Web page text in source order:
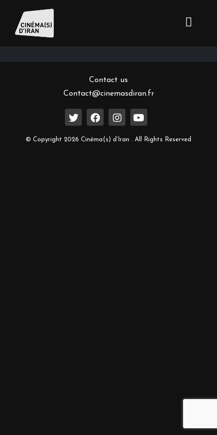
Inscrivez-vous à notre newsletter
Contact us
Contact@cinemasdiran.fr
© Copyright 2026 Cinéma(s) d’Iran . All Rights Reserved